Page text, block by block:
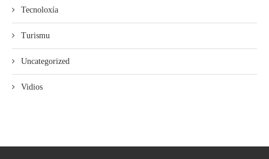
Tecnoloxía
Turismu
Uncategorized
Vidios